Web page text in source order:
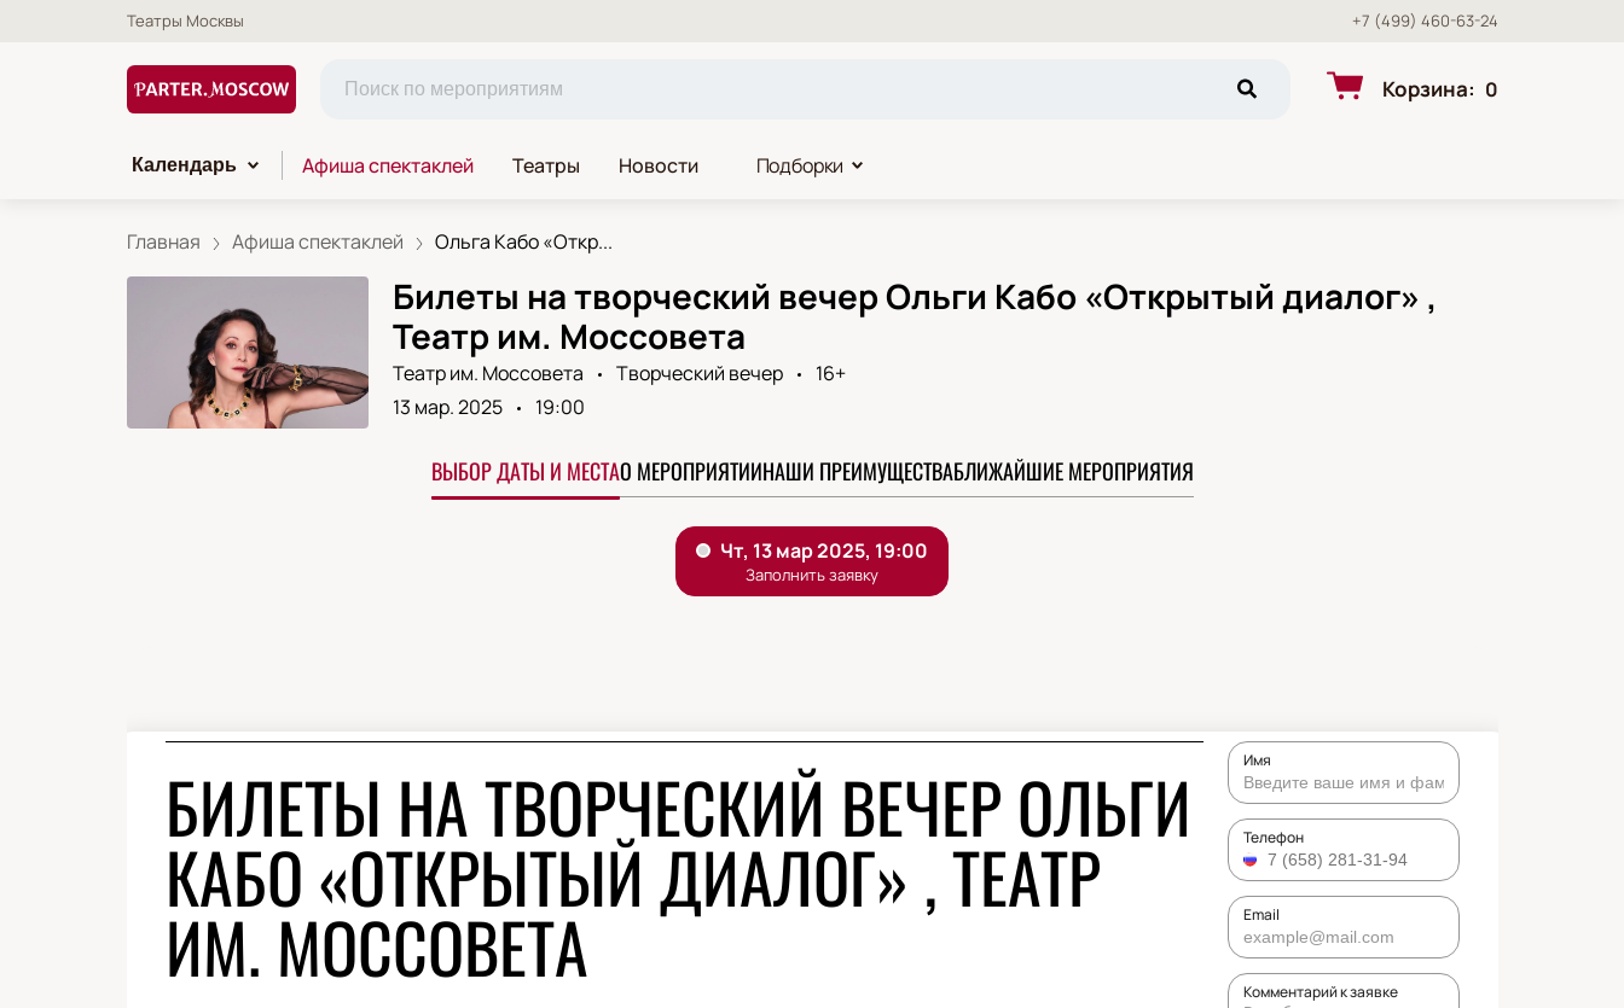
Театры Москвы +7 (499) 460-63-24
Корзина: 0
Календарь Афиша спектаклей Театры Новости Подборки
Главная Афиша спектаклей Ольга Кабо «Откр...
Билеты на творческий вечер Ольги Кабо «Открытый диалог» ,
Театр им. Моссовета
Театр им. Моссовета Творческий вечер
16+
13 мар. 2025
19:00
ВЫБОР ДАТЫ И МЕСТАО МЕРОПРИЯТИИНАШИ ПРЕИМУЩЕСТВАБЛИЖАЙШИЕ МЕРОПРИЯТИЯ
БИЛЕТЫ НА ТВОРЧЕСКИЙ ВЕЧЕР ОЛЬГИ
КАБО «ОТКРЫТЫЙ ДИАЛОГ» , ТЕАТР
ИМ. МОССОВЕТА
Имя
Телефон
Email
Комментарий к заявке